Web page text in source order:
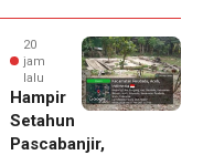
20
jam
lalu
Hampir
Setahun
Pascabanjir,